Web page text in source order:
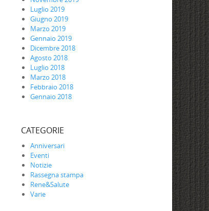
Luglio 2019
Giugno 2019
Marzo 2019
Gennaio 2019
Dicembre 2018
Agosto 2018
Luglio 2018
Marzo 2018
Febbraio 2018
Gennaio 2018
CATEGORIE
Anniversari
Eventi
Notizie
Rassegna stampa
Rene&Salute
Varie